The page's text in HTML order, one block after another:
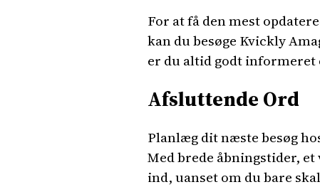
For at få den mest
kan du besøge Kvickly
er du altid godt informeret
Afsluttende Ord
Planlæg dit næste besøg
Med brede åbningstider,
ind, uanset om du bare